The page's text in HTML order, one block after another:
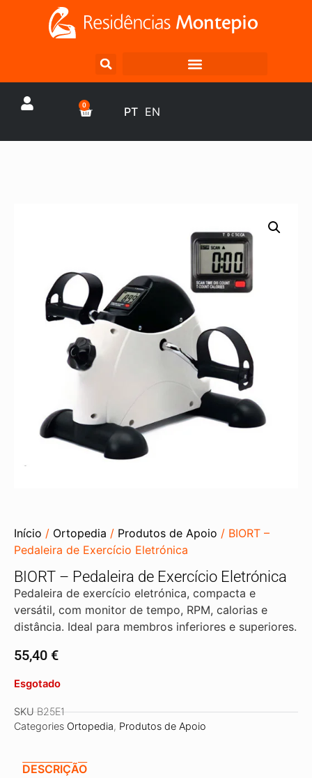
0 PT EN
Início / Ortopedia / Produtos de Apoio / BIORT –
Pedaleira de Exercício Eletrónica
BIORT – Pedaleira de Exercício Eletrónica
Pedaleira de exercício eletrónica, compacta e
versátil, com monitor de tempo, RPM, calorias e
distância. Ideal para membros inferiores e superiores.
55,40 €
Esgotado
SKUB25E1
Categories Ortopedia, Produtos de Apoio
DESCRIÇÃO